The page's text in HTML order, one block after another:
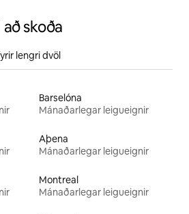
skoða
lengri dvöl
Barselóna
Mánaðarlegar leigueignir
Aþena
Mánaðarlegar leigueignir
Montreal
Mánaðarlegar leigueignir